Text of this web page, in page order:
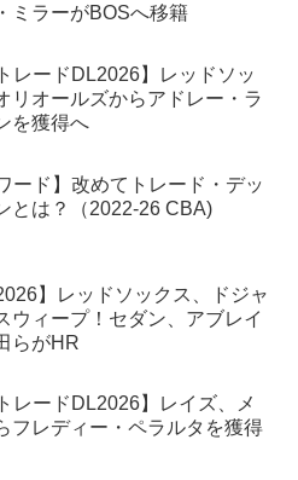
ミラーがBOSへ移籍
レードDL2026】レッドソッ
リオールズからアドレー・ラ
を獲得へ
ード】改めてトレード・デッ
とは？（2022-26 CBA)
】レッドソックス、ドジャ
ウィープ！セダン、アブレイ
らがHR
レードDL2026】レイズ、メ
フレディー・ペラルタを獲得